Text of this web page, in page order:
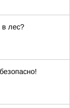
в лес?